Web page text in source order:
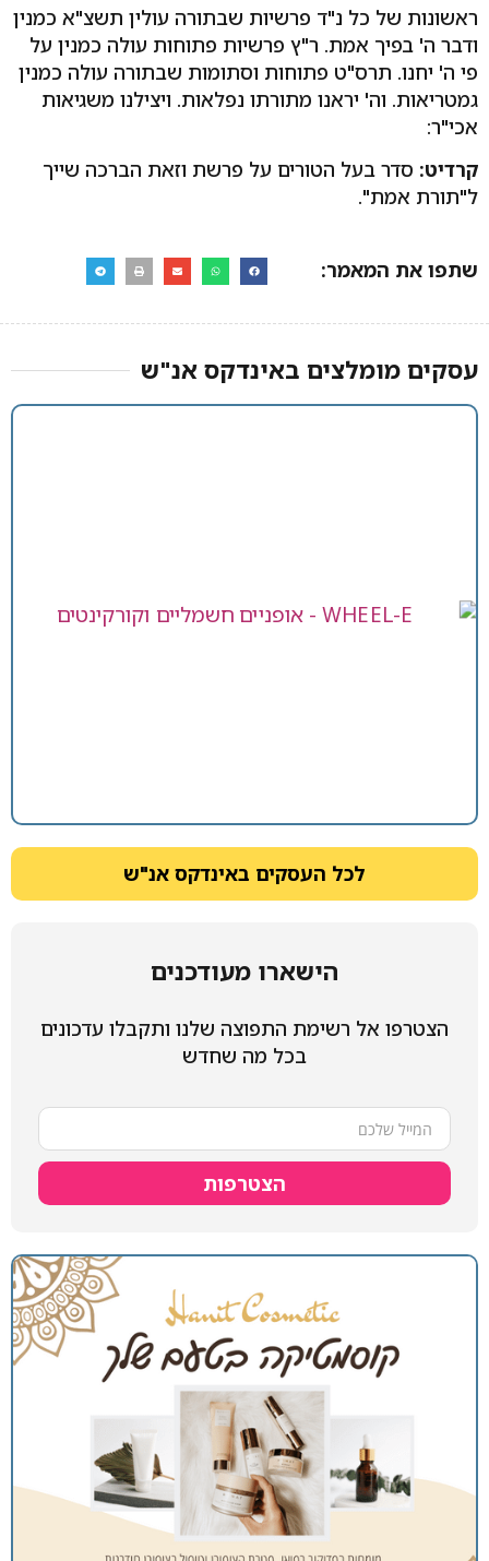
ראשונות של כל נ"ד פרשיות שבתורה עולין תשצ"א כמנין
ודבר ה' בפיך אמת. ר"ץ פרשיות פתוחות עולה כמנין על
פי ה' יחנו. תרס"ט פתוחות וסתומות שבתורה עולה כמנין
גמטריאות. וה' יראנו מתורתו נפלאות. ויצילנו משגיאות
אכי"ר:
קרדיט: סדר בעל הטורים על פרשת וזאת הברכה שייך
ל"תורת אמת".
שתפו את המאמר:
עסקים מומלצים באינדקס אנ"ש​
לכל העסקים באינדקס אנ"ש
הישארו מעודכנים
הצטרפו אל רשימת התפוצה שלנו ותקבלו עדכונים
בכל מה שחדש
הצטרפות